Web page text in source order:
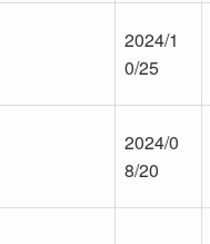
2024/1
0/25
2024/0
8/20